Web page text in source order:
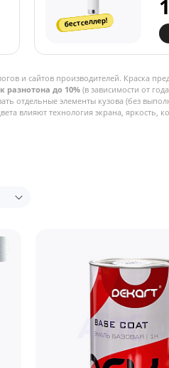
бестселлер!
и сайтов производителей. Краска
разнотона до 10%(в зависимости от
отдельные элементы кузова (без
влияют технология экрана, яркость,